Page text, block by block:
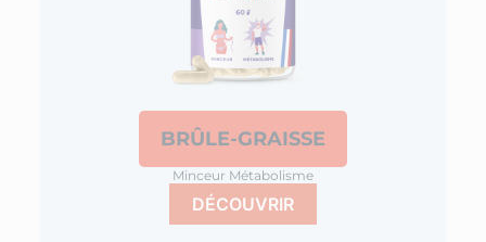
BRÛLE-GRAISSE
Minceur Métabolisme
DÉCOUVRIR